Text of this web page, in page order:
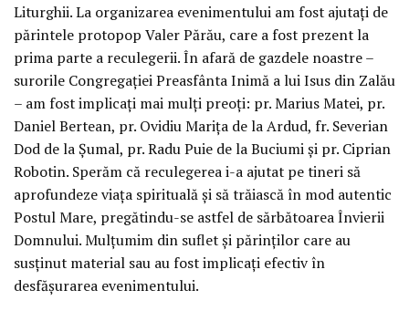
Liturghii. La organizarea evenimentului am fost ajutați de
părintele protopop Valer Părău, care a fost prezent la
prima parte a reculegerii. În afară de gazdele noastre –
surorile Congregației Preasfânta Inimă a lui Isus din Zalău
– am fost implicați mai mulți preoți: pr. Marius Matei, pr.
Daniel Bertean, pr. Ovidiu Marița de la Ardud, fr. Severian
Dod de la Șumal, pr. Radu Puie de la Buciumi și pr. Ciprian
Robotin. Sperăm că reculegerea i-a ajutat pe tineri să
aprofundeze viața spirituală și să trăiască în mod autentic
Postul Mare, pregătindu-se astfel de sărbătoarea Învierii
Domnului. Mulțumim din suflet și părinților care au
susținut material sau au fost implicați efectiv în
desfășurarea evenimentului.